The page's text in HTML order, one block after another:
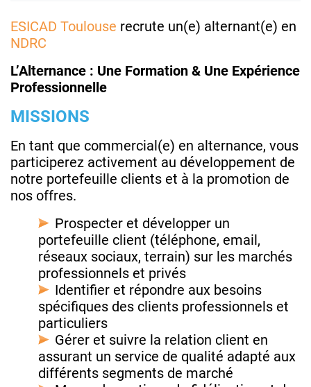
ESICAD Toulouse recrute un(e) alternant(e) en
NDRC
L’Alternance : Une Formation & Une Expérience
Professionnelle
MISSIONS
En tant que commercial(e) en alternance, vous
participerez activement au développement de
notre portefeuille clients et à la promotion de
nos offres.
Prospecter et développer un
portefeuille client (téléphone, email,
réseaux sociaux, terrain) sur les marchés
professionnels et privés
Identifier et répondre aux besoins
spécifiques des clients professionnels et
particuliers
Gérer et suivre la relation client en
assurant un service de qualité adapté aux
différents segments de marché